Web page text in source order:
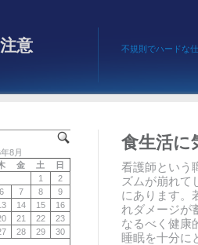
意 不規則でハードな
食生活に
看護師という
ズムが崩れて
にあります。
れダメージが
なるべく健康
睡眠を十分に
8月
金 土
日
1
2
6 7 8
9
14 15
16
21 22
23
28 29
30